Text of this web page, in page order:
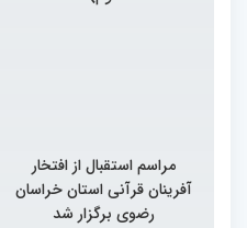
مراسم استقبال از افتخار
آفرینان قرآنی استان خراسان
رضوی برگزار شد